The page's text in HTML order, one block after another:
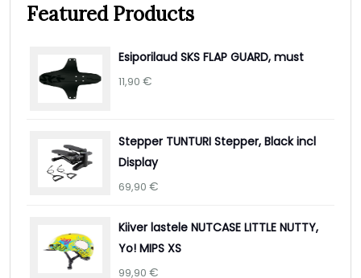
Featured Products
Esiporilaud SKS FLAP GUARD, must
11,90 €
Stepper TUNTURI Stepper, Black incl
Display
69,90 €
Kiiver lastele NUTCASE LITTLE NUTTY,
Yo! MIPS XS
99,90 €